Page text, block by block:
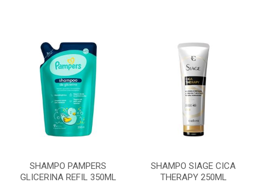
SHAMPO PAMPERS
GLICERINA REFIL 350ML
SHAMPO SIAGE CICA
THERAPY 250ML